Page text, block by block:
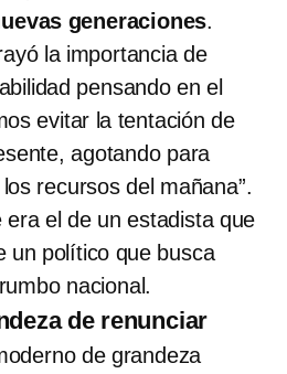
generaciones.
la importancia de
pensando en el
evitar la tentación de
agotando para
recursos del mañana”.
era el de un estadista que
un político que busca
nacional.
de renunciar
de grandeza